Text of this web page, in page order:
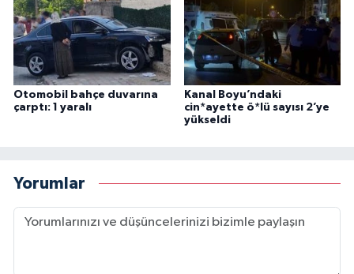
Otomobil bahçe duvarına
çarptı: 1 yaralı
Kanal Boyu’ndaki
cin*ayette ö*lü sayısı 2’ye
yükseldi
Yorumlar